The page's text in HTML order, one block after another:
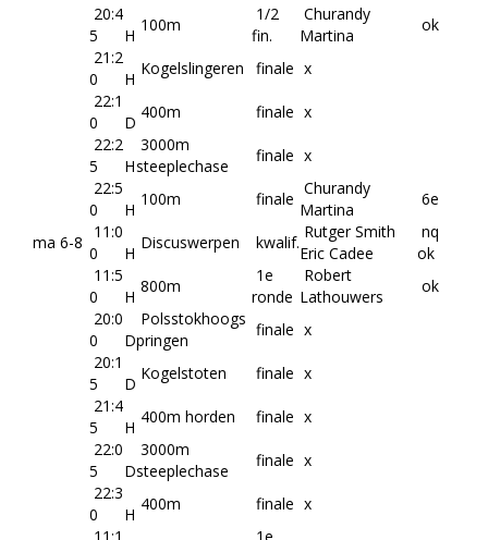
20:4
5
H
100m
1/2
fin.
Churandy
Martina
ok
21:2
0
H
Kogelslingeren finale x
22:1
0
D
400m finale x
22:2
5
H
3000m
steeplechase
finale x
22:5
0
H
100m finale
Churandy
Martina
6e
ma 6-8
11:0
0
H
Discuswerpen kwalif.
Rutger Smith
Eric Cadee
nq
ok
11:5
0
H
800m
1e
ronde
Robert
Lathouwers
ok
20:0
0
D
Polsstokhoogs
pringen
finale x
20:1
5
D
Kogelstoten finale x
21:4
5
H
400m horden finale x
22:0
5
D
3000m
steeplechase
finale x
22:3
0
H
400m finale x